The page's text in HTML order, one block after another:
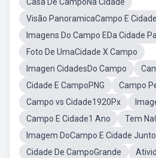
Visão PanoramicaCampo E Cidade
Imagens Do Campo EDa Cidade
Foto De UmaCidade X Campo
Imagen CidadesDo Campo
Cidade E CampoPNG
Campo
Campo vs Cidade1920Px
Campo E Cidade1 Ano
Tem
Imagem DoCampo E Cidade
Cidade De CampoGrande